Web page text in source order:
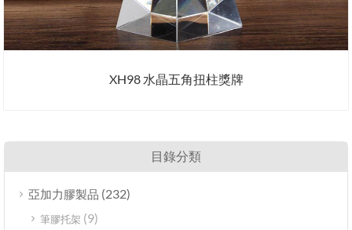
XH98 水晶五角扭柱獎牌
目錄分類
亞加力膠製品 (232)
筆膠托架 (9)